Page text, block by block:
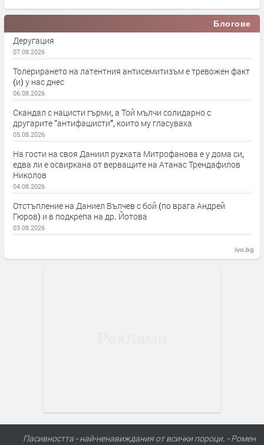
Блогове
Деругация
07.08.2026
Толерирането на латентния антисемитизъм е тревожен факт
(и) у нас днес
06.08.2026
Скандал с нацисти гърми, а Той мълчи солидарно с
другарите “антифашисти”, които му гласуваха
05.08.2026
На гости на своя Даниил руzката Митрофанова е у дома си,
едва ли е освиркана от верващите на Атанас Трендафилов
Николов
04.08.2026
Отстъпление на Даниел Вълчев с бой (по врага Андрей
Гюров) и в подкрепа на др. Йотова
03.08.2026
ivo.bg
Пасивността - най-ненавиждания от всички пороци. - Ромен